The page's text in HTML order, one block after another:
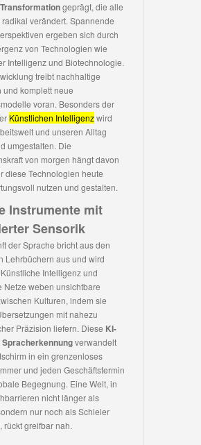
geprägt, die alle
verändert. Spannende
ergeben sich durch
von Technologien wie
Intelligenz und Biotechnologie.
treibt nachhaltige
und komplett neue
voran. Besonders der
Künstlichen Intelligenzwird
und unseren Alltag
umgestalten. Die
von morgen hängt davon
diese Technologien heute
nutzen und gestalten.
Instrumente mit
Sensorik
der Sprache bricht aus den
Lehrbüchern aus und wird
Intelligenz und
Netze weben unsichtbare
Kulturen, indem sie
mit nahezu
Präzision liefern. Diese KI-
verwandelt
in ein grenzenloses
und jeden Geschäftstermin
Begegnung. Eine Welt, in
nicht länger als
nur noch als Schleier
rückt greifbar nah.